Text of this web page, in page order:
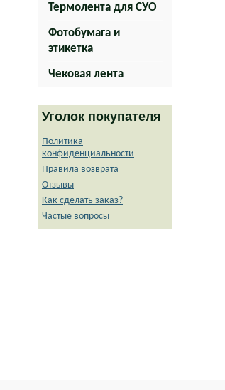
Термолента для СУО
Фотобумага и
этикетка
Чековая лента
Уголок покупателя
Политика
конфиденциальности
Правила возврата
Отзывы
Как сделать заказ?
Частые вопросы